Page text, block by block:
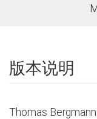
版本说明
Thomas